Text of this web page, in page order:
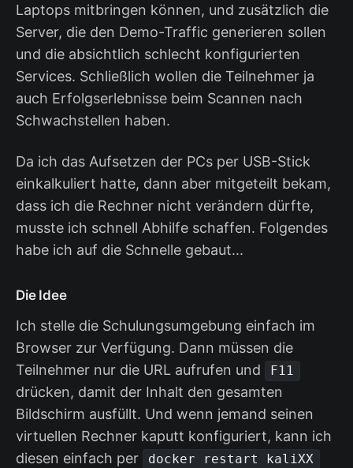
Laptops mitbringen können, und zusätzlich die
Server, die den Demo-Traffic generieren sollen
und die absichtlich schlecht konfigurierten
Services. Schließlich wollen die Teilnehmer ja
auch Erfolgserlebnisse beim Scannen nach
Schwachstellen haben.
Da ich das Aufsetzen der PCs per USB-Stick
einkalkuliert hatte, dann aber mitgeteilt bekam,
dass ich die Rechner nicht verändern dürfte,
musste ich schnell Abhilfe schaffen. Folgendes
habe ich auf die Schnelle gebaut...
Die Idee
Ich stelle die Schulungsumgebung einfach im
Browser zur Verfügung. Dann müssen die
Teilnehmer nur die URL aufrufen und
F11
drücken, damit der Inhalt den gesamten
Bildschirm ausfüllt. Und wenn jemand seinen
virtuellen Rechner kaputt konfiguriert, kann ich
diesen einfach per
docker restart kaliXX